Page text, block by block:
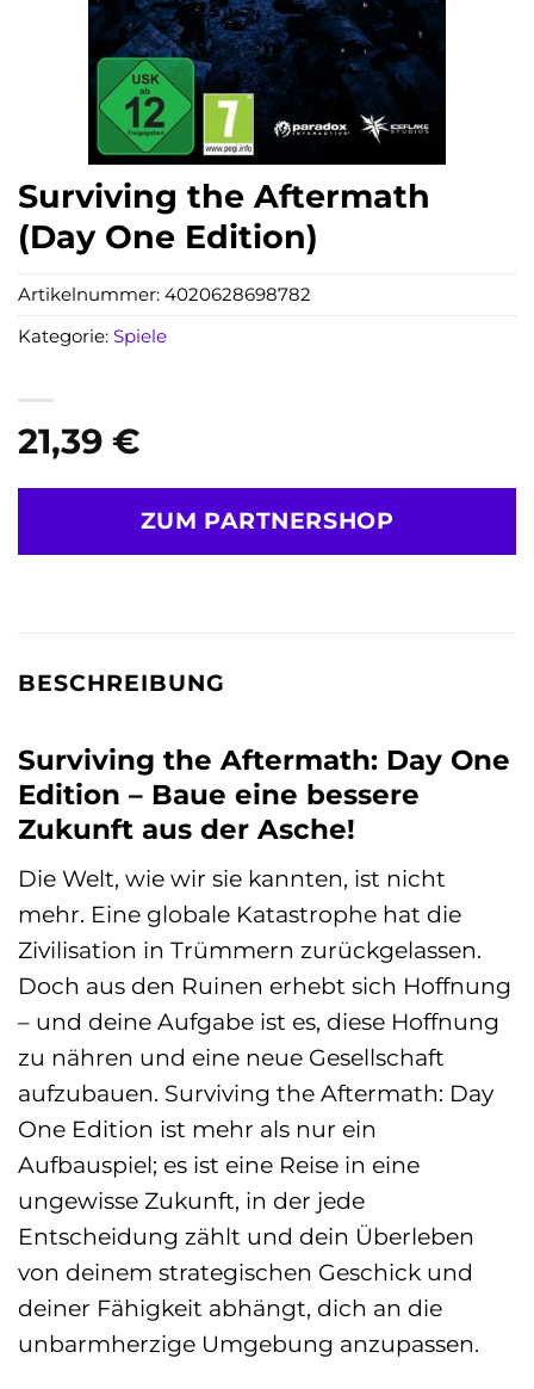
Surviving the Aftermath
(Day One Edition)
21,39 €
ZUM PARTNERSHOP
Artikelnummer: 4020628698782
Kategorie: Spiele
BESCHREIBUNG
Surviving the Aftermath: Day One
Edition – Baue eine bessere
Zukunft aus der Asche!
Die Welt, wie wir sie kannten, ist nicht
mehr. Eine globale Katastrophe hat die
Zivilisation in Trümmern zurückgelassen.
Doch aus den Ruinen erhebt sich Hoffnung
– und deine Aufgabe ist es, diese Hoffnung
zu nähren und eine neue Gesellschaft
aufzubauen. Surviving the Aftermath: Day
One Edition ist mehr als nur ein
Aufbauspiel; es ist eine Reise in eine
ungewisse Zukunft, in der jede
Entscheidung zählt und dein Überleben
von deinem strategischen Geschick und
deiner Fähigkeit abhängt, dich an die
unbarmherzige Umgebung anzupassen.